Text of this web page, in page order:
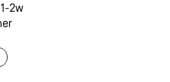
2w